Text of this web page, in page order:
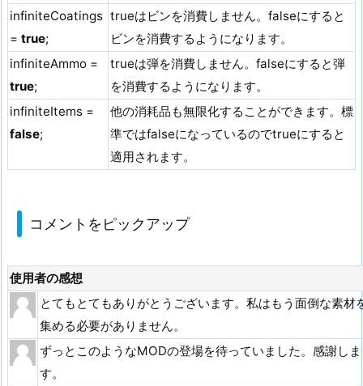
infiniteCoatings
= true;
trueはビンを消費しません。falseにすると
ビンを消費するようになります。
infiniteAmmo =
true;
trueは弾を消費しません。falseにすると弾
を消費するようになります。
infiniteItems =
false;
他の消耗品も無限化することができます。標
準ではfalseになっているのでtrueにすると
適用されます。
コメントをピックアップ
使用者の感想
とてもとてもありがとうございます。私はもう面倒な素材
集める必要がありません。
ずっとこのようなMODの登場を待っていました。感謝しま
す。